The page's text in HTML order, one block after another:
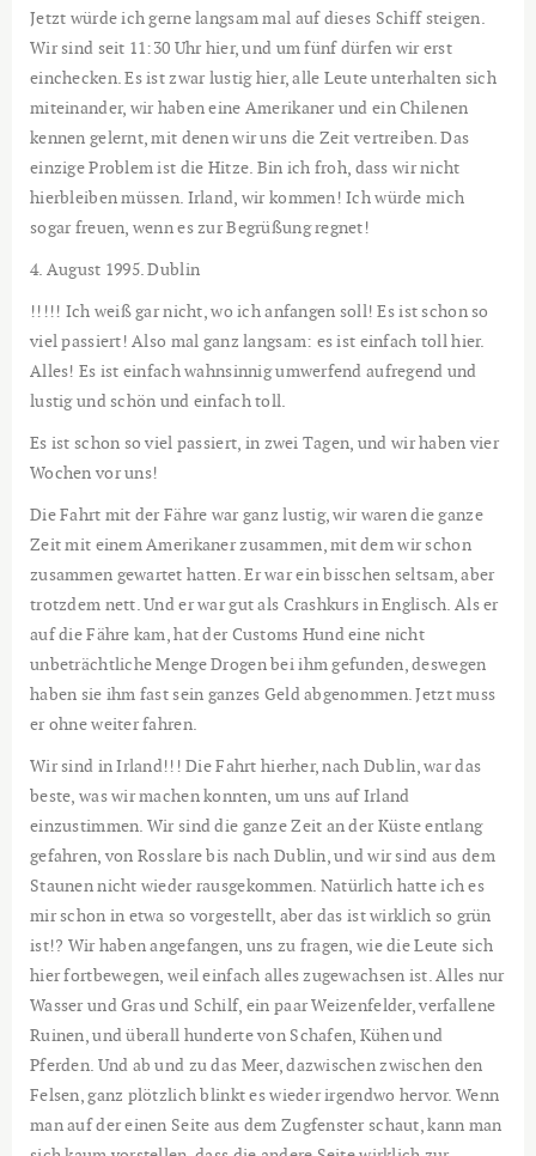
Jetzt würde ich gerne langsam mal auf dieses Schiff steigen.
Wir sind seit 11:30 Uhr hier, und um fünf dürfen wir erst
einchecken. Es ist zwar lustig hier, alle Leute unterhalten sich
miteinander, wir haben eine Amerikaner und ein Chilenen
kennen gelernt, mit denen wir uns die Zeit vertreiben. Das
einzige Problem ist die Hitze. Bin ich froh, dass wir nicht
hierbleiben müssen. Irland, wir kommen! Ich würde mich
sogar freuen, wenn es zur Begrüßung regnet!
4. August 1995. Dublin
!!!!! Ich weiß gar nicht, wo ich anfangen soll! Es ist schon so
viel passiert! Also mal ganz langsam: es ist einfach toll hier.
Alles! Es ist einfach wahnsinnig umwerfend aufregend und
lustig und schön und einfach toll.
Es ist schon so viel passiert, in zwei Tagen, und wir haben vier
Wochen vor uns!
Die Fahrt mit der Fähre war ganz lustig, wir waren die ganze
Zeit mit einem Amerikaner zusammen, mit dem wir schon
zusammen gewartet hatten. Er war ein bisschen seltsam, aber
trotzdem nett. Und er war gut als Crashkurs in Englisch. Als er
auf die Fähre kam, hat der Customs Hund eine nicht
unbeträchtliche Menge Drogen bei ihm gefunden, deswegen
haben sie ihm fast sein ganzes Geld abgenommen. Jetzt muss
er ohne weiter fahren.
Wir sind in Irland!!! Die Fahrt hierher, nach Dublin, war das
beste, was wir machen konnten, um uns auf Irland
einzustimmen. Wir sind die ganze Zeit an der Küste entlang
gefahren, von Rosslare bis nach Dublin, und wir sind aus dem
Staunen nicht wieder rausgekommen. Natürlich hatte ich es
mir schon in etwa so vorgestellt, aber das ist wirklich so grün
ist!? Wir haben angefangen, uns zu fragen, wie die Leute sich
hier fortbewegen, weil einfach alles zugewachsen ist. Alles nur
Wasser und Gras und Schilf, ein paar Weizenfelder, verfallene
Ruinen, und überall hunderte von Schafen, Kühen und
Pferden. Und ab und zu das Meer, dazwischen zwischen den
Felsen, ganz plötzlich blinkt es wieder irgendwo hervor. Wenn
man auf der einen Seite aus dem Zugfenster schaut, kann man